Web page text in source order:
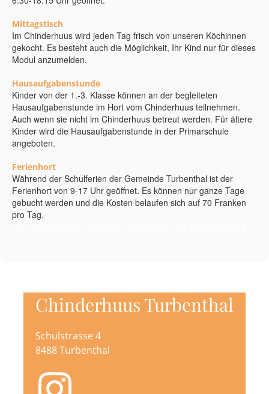
Mittagstisch
Im Chinderhuus wird jeden Tag frisch von unseren Köchinnen
gekocht. Es besteht auch die Möglichkeit, Ihr Kind nur für dieses
Modul anzumelden.
Hausaufgabenstunde
Kinder von der 1.-3. Klasse können an der begleiteten
Hausaufgabenstunde im Hort vom Chinderhuus teilnehmen.
Auch wenn sie nicht im Chinderhuus betreut werden. Für ältere
Kinder wird die Hausaufgabenstunde in der Primarschule
angeboten.
Ferienhort
Während der Schulferien der Gemeinde Turbenthal ist der
Ferienhort von 9-17 Uhr geöffnet. Es können nur ganze Tage
gebucht werden und die Kosten belaufen sich auf 70 Franken
pro Tag.
Chinderhuus Turbenthal
Schulstrasse 4
8488 Turbenthal